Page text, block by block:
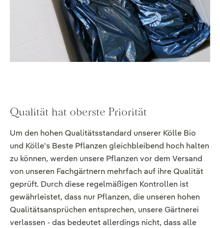
Qualität hat oberste Priorität
Um den hohen Qualitätsstandard unserer Kölle Bio
und Kölle's Beste Pflanzen gleichbleibend hoch halten
zu können, werden unsere Pflanzen vor dem Versand
von unseren Fachgärtnern mehrfach auf ihre Qualität
geprüft. Durch diese regelmäßigen Kontrollen ist
gewährleistet, dass nur Pflanzen, die unseren hohen
Qualitätsansprüchen entsprechen, unsere Gärtnerei
verlassen - das bedeutet allerdings nicht, dass alle